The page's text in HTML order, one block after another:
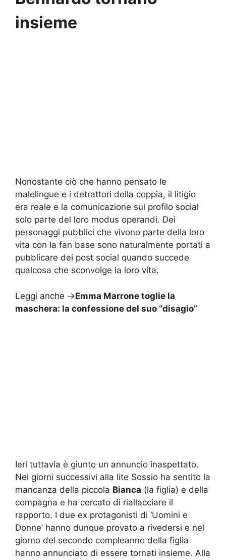
insieme
Nonostante ciò che hanno pensato le
malelingue e i detrattori della coppia, il litigio
era reale e la comunicazione sul profilo social
solo parte del loro modus operandi. Dei
personaggi pubblici che vivono parte della loro
vita con la fan base sono naturalmente portati a
pubblicare dei post social quando succede
qualcosa che sconvolge la loro vita.
Leggi anche ->Emma Marrone toglie la
maschera: la confessione del suo “disagio”
Ieri tuttavia è giunto un annuncio inaspettato.
Nei giorni successivi alla lite Sossio ha sentito la
mancanza della piccola Bianca (la figlia) e della
compagna e ha cercato di riallacciare il
rapporto. I due ex protagonisti di ‘Uomini e
Donne’ hanno dunque provato a rivedersi e nel
giorno del secondo compleanno della figlia
hanno annunciato di essere tornati insieme. Alla